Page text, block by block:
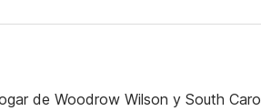
de Woodrow Wilson y South